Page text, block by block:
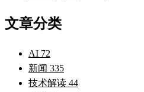
文章分类
AI 72
新闻 335
技术解读 44